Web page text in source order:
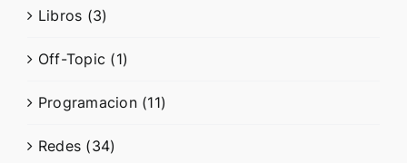
Libros (3)
Off-Topic (1)
Programacion (11)
Redes (34)